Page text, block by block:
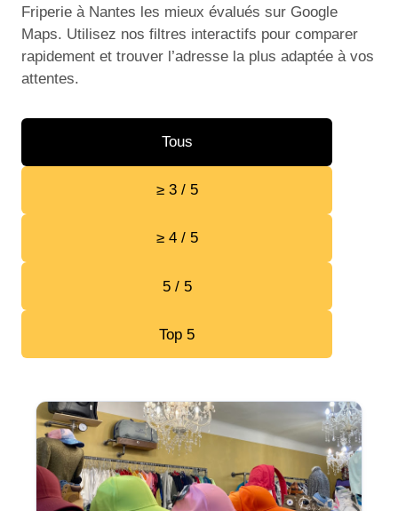
Friperie à Nantes les mieux évalués sur Google
Maps. Utilisez nos filtres interactifs pour comparer
rapidement et trouver l’adresse la plus adaptée à vos
attentes.
Tous
≥ 3 / 5
≥ 4 / 5
5 / 5
Top 5